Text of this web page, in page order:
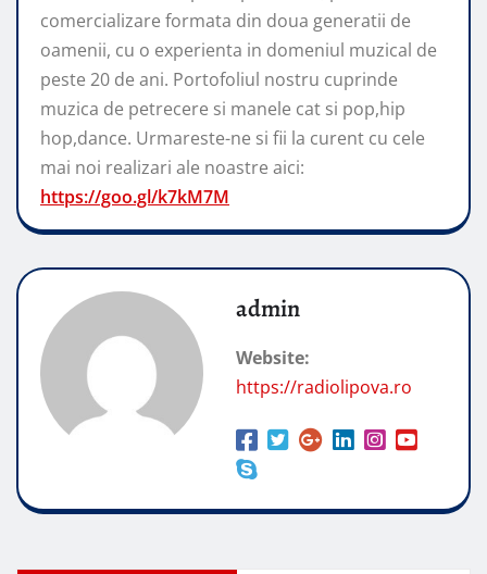
comercializare formata din doua generatii de
oamenii, cu o experienta in domeniul muzical de
peste 20 de ani. Portofoliul nostru cuprinde
muzica de petrecere si manele cat si pop,hip
hop,dance. Urmareste-ne si fii la curent cu cele
mai noi realizari ale noastre aici:
https://goo.gl/k7kM7M
admin
Website:
https://radiolipova.ro